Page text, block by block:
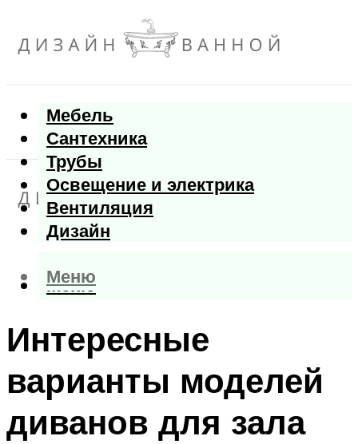
Мебель
Сантехника
Трубы
Освещение и электрика
Вентиляция
Дизайн
Меню
Меню
Интересные
варианты моделей
диванов для зала